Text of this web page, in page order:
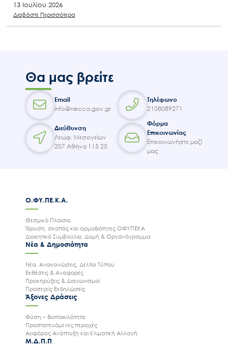
13 Ιουλίου 2026
Διαβάστε Περισσότερα
Θα μας βρείτε
Email
info@necca.gov.gr
Τηλέφωνο
2108089271
Διεύθυνση
Λεωφ. Μεσογείων
207 Αθήνα 115 25
Φόρμα
Επικοινωνίας
Επικοινωνήστε μαζί
μας
Ο.ΦΥ.ΠΕ.Κ.Α.
Θεσμικό Πλαισιο
Ίδρυση, σκοπός και αρμοδιότητες ΟΦΥΠΕΚΑ
Διοικητικό Συμβούλιο, Δομή & Οργανόγραμμα
Νέα & Δημοσιότητα
Νέα, Ανακοινώσεις, Δελτία Τύπου
Εκθέσεις & Αναφορές
Προκηρύξεις & Διαγωνισμοί
Προσεχείς Εκδηλώσεις
Άξονες Δράσεις
Φύση – Βιοποικιλότητα
Προστατευόμενες περιοχές
Αειφόρος Ανάπτυξη και Κλιματική Αλλαγή
Μ.Δ.Π.Π